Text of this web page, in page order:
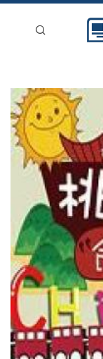
新聞稿分類
登入
刊登